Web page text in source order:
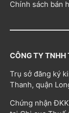
Chính sách bán
CÔNG TY
Trụ sở đăng ký
Thanh, quận
Chứng nhận